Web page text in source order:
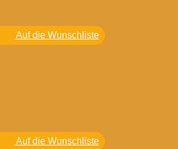
Auf die Wunschliste
Auf die Wunschliste